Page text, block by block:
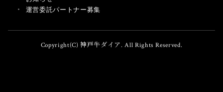
運営委託パートナー募集
Copyright(C) 神戸牛ダイア. All Rights Reserved.